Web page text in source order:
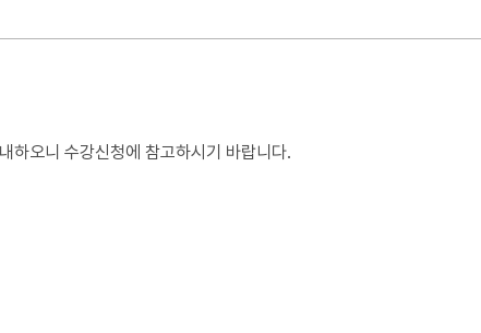
하오니 수강신청에 참고하시기 바랍니다.